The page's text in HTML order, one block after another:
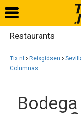
Home
Vliegtickets
Hotels
Restaurants
Algemeen
Tix.nl Reisgidsen
Columnas